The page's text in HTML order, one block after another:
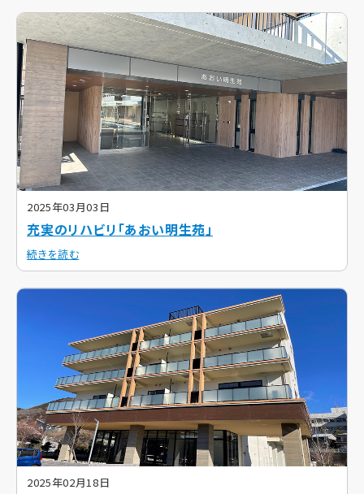
2025年03月03日
充実のリハビリ「あおい明生苑」
続きを読む
2025年02月18日